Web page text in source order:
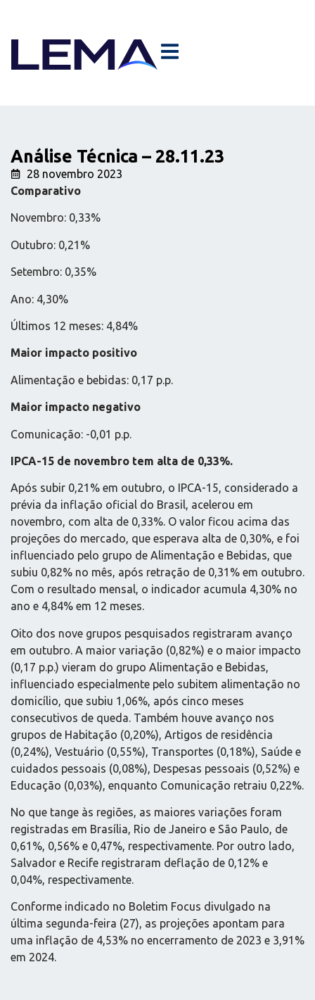
Análise Técnica – 28.11.23
28 novembro 2023
Comparativo
Novembro: 0,33%
Outubro: 0,21%
Setembro: 0,35%
Ano: 4,30%
Últimos 12 meses: 4,84%
Maior impacto positivo
Alimentação e bebidas: 0,17 p.p.
Maior impacto negativo
Comunicação: -0,01 p.p.
IPCA-15 de novembro tem alta de 0,33%.
Após subir 0,21% em outubro, o IPCA-15, considerado a
prévia da inflação oficial do Brasil, acelerou em
novembro, com alta de 0,33%. O valor ficou acima das
projeções do mercado, que esperava alta de 0,30%, e foi
influenciado pelo grupo de Alimentação e Bebidas, que
subiu 0,82% no mês, após retração de 0,31% em outubro.
Com o resultado mensal, o indicador acumula 4,30% no
ano e 4,84% em 12 meses.
Oito dos nove grupos pesquisados registraram avanço
em outubro. A maior variação (0,82%) e o maior impacto
(0,17 p.p.) vieram do grupo Alimentação e Bebidas,
influenciado especialmente pelo subitem alimentação no
domicílio, que subiu 1,06%, após cinco meses
consecutivos de queda. Também houve avanço nos
grupos de Habitação (0,20%), Artigos de residência
(0,24%), Vestuário (0,55%), Transportes (0,18%), Saúde e
cuidados pessoais (0,08%), Despesas pessoais (0,52%) e
Educação (0,03%), enquanto Comunicação retraiu 0,22%.
No que tange às regiões, as maiores variações foram
registradas em Brasília, Rio de Janeiro e São Paulo, de
0,61%, 0,56% e 0,47%, respectivamente. Por outro lado,
Salvador e Recife registraram deflação de 0,12% e
0,04%, respectivamente.
Conforme indicado no Boletim Focus divulgado na
última segunda-feira (27), as projeções apontam para
uma inflação de 4,53% no encerramento de 2023 e 3,91%
em 2024.